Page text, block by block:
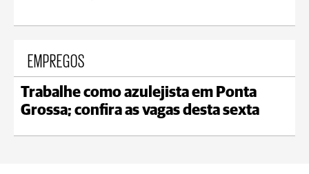
EMPREGOS
Trabalhe como azulejista em Ponta
Grossa; confira as vagas desta sexta